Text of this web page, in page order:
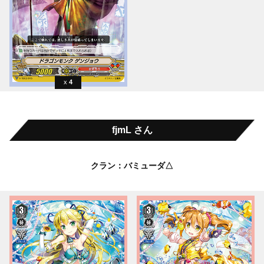
4
fjmL さん
クラン：バミューダ△